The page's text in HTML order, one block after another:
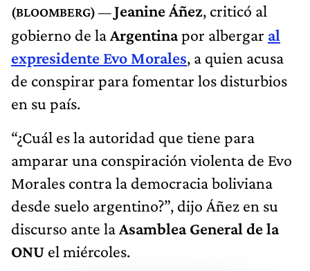
Jeanine Áñez, criticó al
gobierno de laArgentinapor albergar al
expresidente Evo Morales, a quien acusa
de conspirar para fomentar los disturbios
en su país.
“¿Cuál es la autoridad que tiene para
amparar una conspiración violenta de Evo
Morales contra la democracia boliviana
desde suelo argentino?”, dijo Áñez en su
discurso ante laAsamblea General de la
ONU el miércoles.